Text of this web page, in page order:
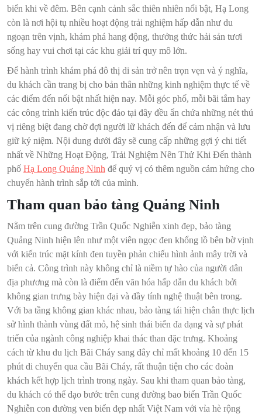
biển khi về đêm. Bên cạnh cảnh sắc thiên nhiên nổi bật, Hạ Long
còn là nơi hội tụ nhiều hoạt động trải nghiệm hấp dẫn như du
ngoạn trên vịnh, khám phá hang động, thưởng thức hải sản tươi
sống hay vui chơi tại các khu giải trí quy mô lớn.
Để hành trình khám phá đô thị di sản trở nên trọn vẹn và ý nghĩa,
du khách cần trang bị cho bản thân những kinh nghiệm thực tế về
các điểm đến nổi bật nhất hiện nay. Mỗi góc phố, mỗi bãi tắm hay
các công trình kiến trúc độc đáo tại đây đều ẩn chứa những nét thú
vị riêng biệt đang chờ đợi người lữ khách đến để cảm nhận và lưu
giữ kỷ niệm. Nội dung dưới đây sẽ cung cấp những gợi ý chi tiết
nhất về Những Hoạt Động, Trải Nghiệm Nên Thử Khi Đến thành
phố Hạ Long Quảng Ninh để quý vị có thêm nguồn cảm hứng cho
chuyến hành trình sắp tới của mình.
Tham quan bảo tàng Quảng Ninh
Nằm trên cung đường Trần Quốc Nghiễn xinh đẹp, bảo tàng
Quảng Ninh hiện lên như một viên ngọc đen khổng lồ bên bờ vịnh
với kiến trúc mặt kính đen tuyền phản chiếu hình ảnh mây trời và
biển cả. Công trình này không chỉ là niềm tự hào của người dân
địa phương mà còn là điểm đến văn hóa hấp dẫn du khách bởi
không gian trưng bày hiện đại và đầy tính nghệ thuật bên trong.
Với ba tầng không gian khác nhau, bảo tàng tái hiện chân thực lịch
sử hình thành vùng đất mỏ, hệ sinh thái biển đa dạng và sự phát
triển của ngành công nghiệp khai thác than đặc trưng. Khoảng
cách từ khu du lịch Bãi Cháy sang đây chỉ mất khoảng 10 đến 15
phút di chuyển qua cầu Bãi Cháy, rất thuận tiện cho các đoàn
khách kết hợp lịch trình trong ngày. Sau khi tham quan bảo tàng,
du khách có thể dạo bước trên cung đường bao biển Trần Quốc
Nghiễn con đường ven biển đẹp nhất Việt Nam với vỉa hè rộng